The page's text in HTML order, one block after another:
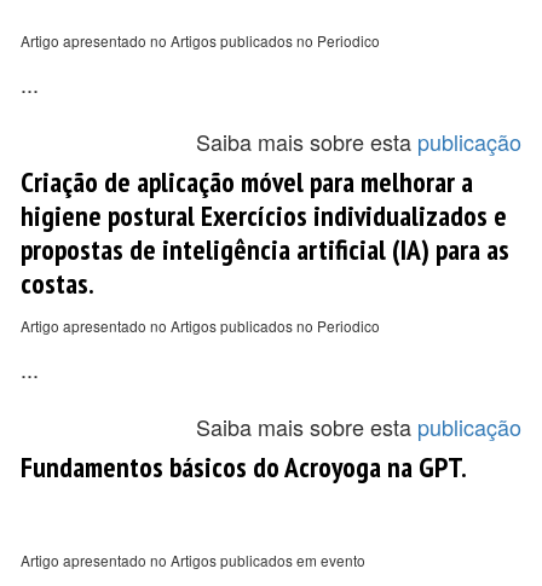
Artigo apresentado no Artigos publicados no Periodico
...
Saiba mais sobre esta publicação
Criação de aplicação móvel para melhorar a
higiene postural Exercícios individualizados e
propostas de inteligência artificial (IA) para as
costas.
Artigo apresentado no Artigos publicados no Periodico
...
Saiba mais sobre esta publicação
Fundamentos básicos do Acroyoga na GPT.
Artigo apresentado no Artigos publicados em evento